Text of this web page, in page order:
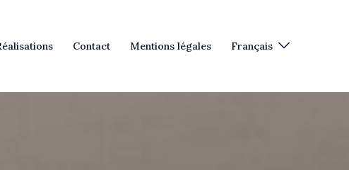
Contact Mentions légales Français